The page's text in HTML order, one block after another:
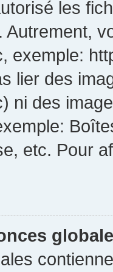
les
Autrement,
exemple:
lier des
ni des
etc. Pour